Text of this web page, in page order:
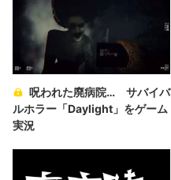
呪われた廃病院… サバイバ
ルホラー「Daylight」をゲーム
実況